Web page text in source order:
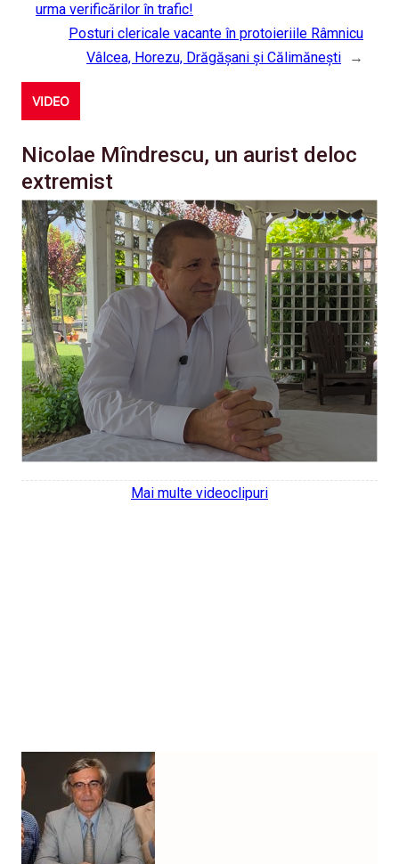
urma verificărilor în trafic!
Posturi clericale vacante în protoieriile Râmnicu
Vâlcea, Horezu, Drăgășani și Călimănești
→
VIDEO
Nicolae Mîndrescu, un aurist deloc
extremist
Mai multe videoclipuri